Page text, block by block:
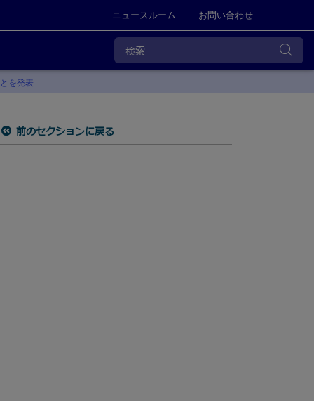
ニュースルーム お問い合わせ
を発表
前のセクションに戻る